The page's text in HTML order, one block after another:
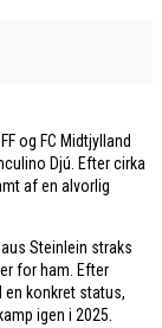
og FC Midtjylland
Djú. Efter cirka
af en alvorlig
Steinlein straks
for ham. Efter
en konkret status,
igen i 2025.